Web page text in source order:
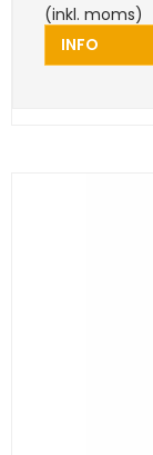
(inkl. moms)
INFO